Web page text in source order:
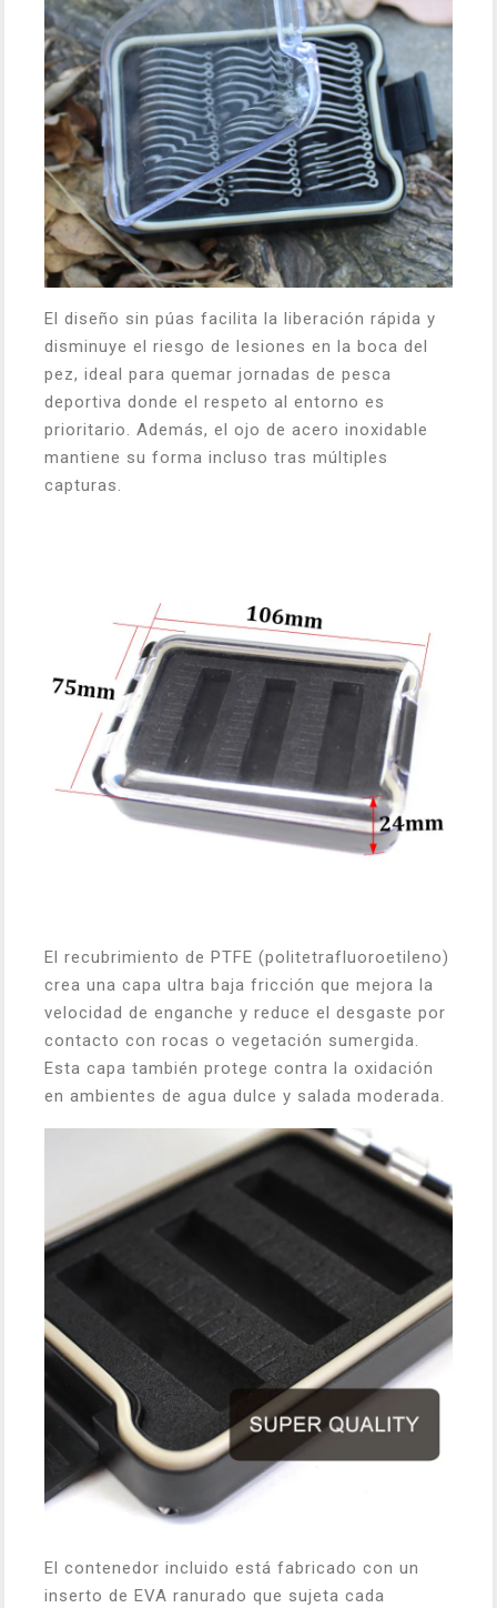
El diseño sin púas facilita la liberación rápida y
disminuye el riesgo de lesiones en la boca del
pez, ideal para quemar jornadas de pesca
deportiva donde el respeto al entorno es
prioritario. Además, el ojo de acero inoxidable
mantiene su forma incluso tras múltiples
capturas.
El recubrimiento de PTFE (politetrafluoroetileno)
crea una capa ultra baja fricción que mejora la
velocidad de enganche y reduce el desgaste por
contacto con rocas o vegetación sumergida.
Esta capa también protege contra la oxidación
en ambientes de agua dulce y salada moderada.
El contenedor incluido está fabricado con un
inserto de EVA ranurado que sujeta cada